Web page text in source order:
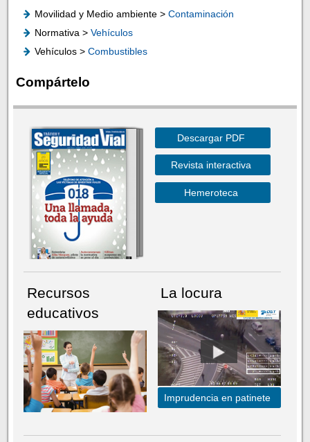
Movilidad y Medio ambiente > Contaminación
Normativa > Vehículos
Vehículos > Combustibles
Compártelo
Descargar PDF
Revista interactiva
Hemeroteca
Recursos
educativos
La locura
Imprudencia en patinete